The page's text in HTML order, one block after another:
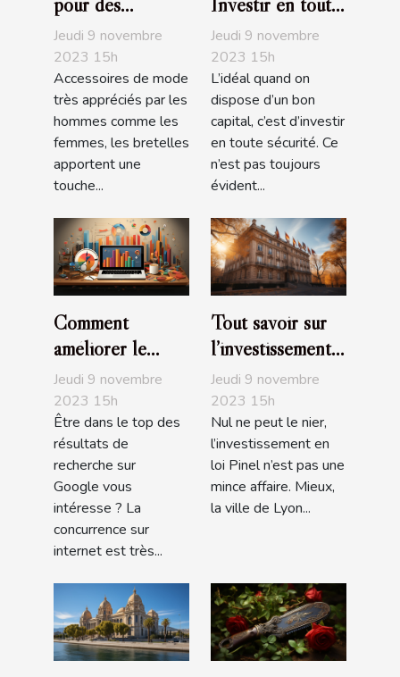
bretelles
fantaisies ?
Jeudi 9 novembre
2023 15h
Accessoires de mode
très appréciés par les
hommes comme les
femmes, les bretelles
apportent une
touche...
sécurité
Jeudi 9 novembre
2023 15h
L’idéal quand on
dispose d’un bon
capital, c’est d’investir
en toute sécurité. Ce
n’est pas toujours
évident...
Comment
améliorer le
positionnement
de son site sur
Google ?
Jeudi 9 novembre
2023 15h
Être dans le top des
résultats de
recherche sur
Google vous
intéresse ? La
concurrence sur
internet est très...
Tout savoir sur
l’investissement
en loi Pinel à
Lyon
Jeudi 9 novembre
2023 15h
Nul ne peut le nier,
l’investissement en
loi Pinel n’est pas une
mince affaire. Mieux,
la ville de Lyon...